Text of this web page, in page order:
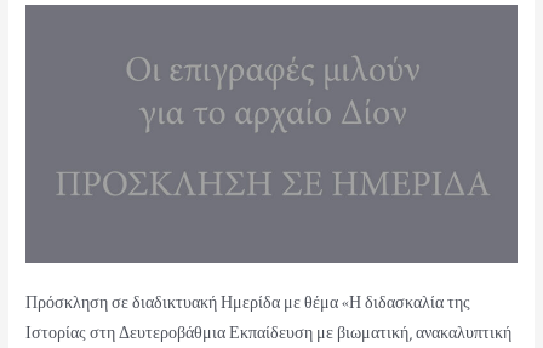
Πρόσκληση σε διαδικτυακή Ημερίδα με θέμα «Η διδασκαλία της
Ιστορίας στη Δευτεροβάθμια Εκπαίδευση με βιωματική, ανακαλυπτική